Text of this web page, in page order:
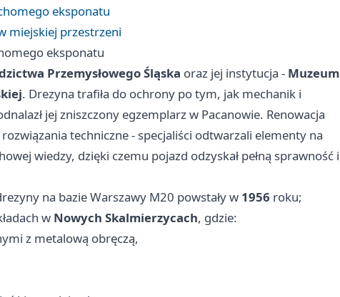
eksponatu
miejskiej przestrzeni
eksponatu
Przemysłowego Śląska oraz jej instytucja - Muzeum
. Drezyna trafiła do ochrony po tym, jak mechanik i
jej zniszczony egzemplarz w Pacanowie. Renowacja
techniczne - specjaliści odtwarzali elementy na
wiedzy, dzięki czemu pojazd odzyskał pełną sprawność i
na bazieWarszawy M20 powstały w 1956 roku;
w Nowych Skalmierzycach, gdzie:
z metalową obręczą,